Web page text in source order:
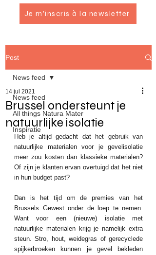
Je m'inscris à la newsletter
Post
News feed
All things Natura Mater
Inspiratie
News feed
Brussel ondersteunt je
natuurlijke isolatie
14 jul 2021
Heb je altijd gedacht dat het gebruik van
natuurlijke materialen voor je gevelisolatie
meer zou kosten dan klassieke materialen?
Of zijn je klanten ervan overtuigd dat het niet
in hun budget past?
Dan is het tijd om de premies van het
Brussels Gewest onder de loep te nemen.
Want voor een (nieuwe) isolatie met
natuurlijke materialen krijg je namelijk extra
steun. Stro, hout, weidegras of gerecyclede
spijkerbroeken kunnen je gevel bekleden